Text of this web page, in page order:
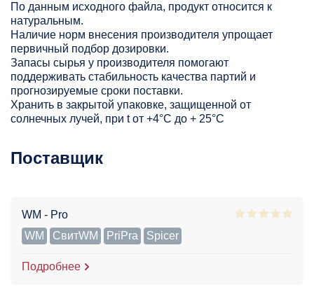
По данным исходного файла, продукт относится к
натуральным.
Наличие норм внесения производителя упрощает
первичный подбор дозировки.
Запасы сырья у производителя помогают
поддерживать стабильность качества партий и
прогнозируемые сроки поставки.
Хранить в закрытой упаковке, защищенной от
солнечных лучей, при t от +4°C до + 25°С
Поставщик
WM - Pro
WM
СвитWM PriPra Spicer
Подробнее